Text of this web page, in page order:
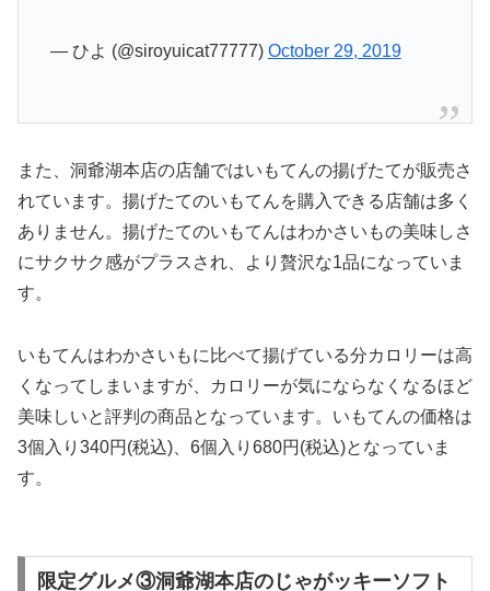
— ひよ (@siroyuicat77777) October 29, 2019
また、洞爺湖本店の店舗ではいもてんの揚げたてが販売さ
れています。揚げたてのいもてんを購入できる店舗は多く
ありません。揚げたてのいもてんはわかさいもの美味しさ
にサクサク感がプラスされ、より贅沢な1品になっていま
す。
いもてんはわかさいもに比べて揚げている分カロリーは高
くなってしまいますが、カロリーが気にならなくなるほど
美味しいと評判の商品となっています。いもてんの価格は
3個入り340円(税込)、6個入り680円(税込)となっていま
す。
限定グルメ③洞爺湖本店のじゃがッキーソフト